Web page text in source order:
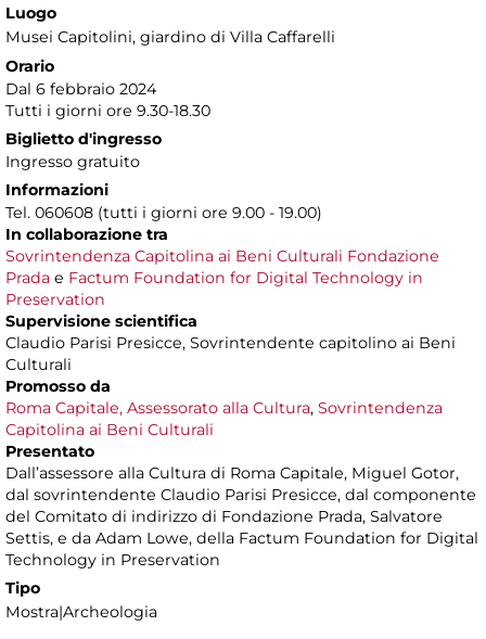
Luogo
Musei Capitolini, giardino di Villa Caffarelli
Orario
Dal 6 febbraio 2024
Tutti i giorni ore 9.30-18.30
Biglietto d'ingresso
Ingresso gratuito
Informazioni
Tel. 060608 (tutti i giorni ore 9.00 - 19.00)
In collaborazione tra
Sovrintendenza Capitolina ai Beni Culturali Fondazione
Prada e Factum Foundation for Digital Technology in
Preservation
Supervisione scientifica
Claudio Parisi Presicce, Sovrintendente capitolino ai Beni
Culturali
Promosso da
Roma Capitale, Assessorato alla Cultura, Sovrintendenza
Capitolina ai Beni Culturali
Presentato
Dall’assessore alla Cultura di Roma Capitale, Miguel Gotor,
dal sovrintendente Claudio Parisi Presicce, dal componente
del Comitato di indirizzo di Fondazione Prada, Salvatore
Settis, e da Adam Lowe, della Factum Foundation for Digital
Technology in Preservation
Tipo
Mostra|Archeologia